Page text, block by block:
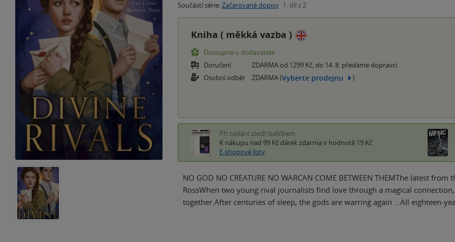
Součástí série:Začarované dopisy 1. díl z 2
Kniha ( měkká vazba )
Dostupné u dodavatele
Doručení
ZDARMA od 1299 Kč, do 14. 8. předáme dopravci
Osobní odběr
ZDARMA (Vyberte prodejnu )
Při zaslání zboží balíčkem
K nákupu nad 99 Kč dárek zdarma v hodnotě 19 Kč
E-shopové listy
NO GOD NO CREATURE NO WARCAN COME BETWEEN THEMThe latest
RossWhen two young rival journalists find love through a magical
together.After centuries of sleep, the gods are warring again ...All eighteen-